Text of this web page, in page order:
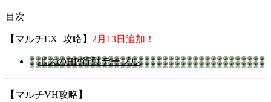
目次
【マルチEX+攻略】 2月13日追加！
ボスのHP/行動テーブル
【マルチVH攻略】